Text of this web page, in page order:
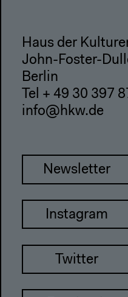
Haus der
John-Foster-
Berlin
Tel + 49 30 397
info@hkw.de
Newsletter
Instagram
Twitter